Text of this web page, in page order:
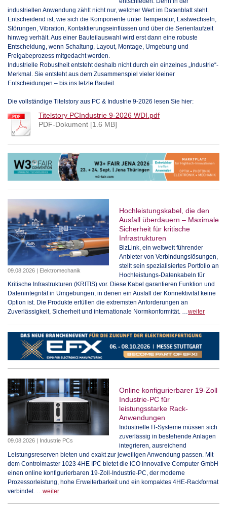
industriellen Anwendung zählt nicht nur, welcher Wert im Datenblatt steht.
Entscheidend ist, wie sich die Komponente unter Temperatur, Lastwechseln,
Störungen, Vibration, Kontaktierungseinflüssen und über die Serienlaufzeit
hinweg verhält. Aus einer Bauteilauswahl wird erst dann eine robuste
Entscheidung, wenn Schaltung, Layout, Montage, Umgebung und
Freigabeprozess mitgedacht werden.
Industrielle Robustheit entsteht deshalb nicht durch ein einzelnes „Industrie“-
Merkmal. Sie entsteht aus dem Zusammenspiel vieler kleiner
Entscheidungen – bis ins letzte Bauteil.
Die vollständige Titelstory aus PC & Industrie 9-2026 lesen Sie hier:
Titelstory PCIndustrie 9-2026 WDI.pdf
PDF-Dokument [1.6 MB]
09.08.2026 | Elektromechanik
Hochleistungskabel, die den
Ausfall überdauern – Maximale
Sicherheit für kritische
Infrastrukturen
BizLink, ein weltweit führender
Anbieter von Verbindungslösungen,
stellt sein spezialisiertes Portfolio an
Hochleistungs-Datenkabeln für
Kritische Infrastrukturen (KRITIS) vor. Diese Kabel garantieren Funktion und
Datenintegrität in Umgebungen, in denen ein Ausfall der Konnektivität keine
Option ist. Die Produkte erfüllen die extremsten Anforderungen an
Zuverlässigkeit, Sicherheit und internationale Normkonformität. …weiter
09.08.2026 | Industrie PCs
Online konfigurierbarer 19-Zoll
Industrie-PC für
leistungsstarke Rack-
Anwendungen
Industrielle IT-Systeme müssen sich
zuverlässig in bestehende Anlagen
integrieren, ausreichend
Leistungsreserven bieten und exakt zur jeweiligen Anwendung passen. Mit
dem Controlmaster 1023 4HE IPC bietet die ICO Innovative Computer GmbH
einen online konfigurierbaren 19-Zoll-Industrie-PC, der moderne
Prozessorleistung, hohe Erweiterbarkeit und ein kompaktes 4HE-Rackformat
verbindet. … weiter